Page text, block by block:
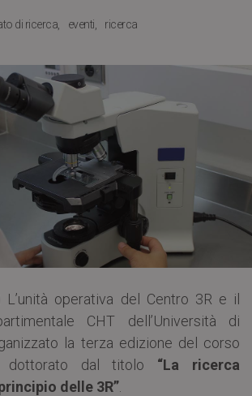
di ricerca eventi ricerca
L’unità operativa del Centro 3R e il
CHT dell’Università di
la terza edizione del corso
dottorato dal titolo “La ricerca
delle 3R”